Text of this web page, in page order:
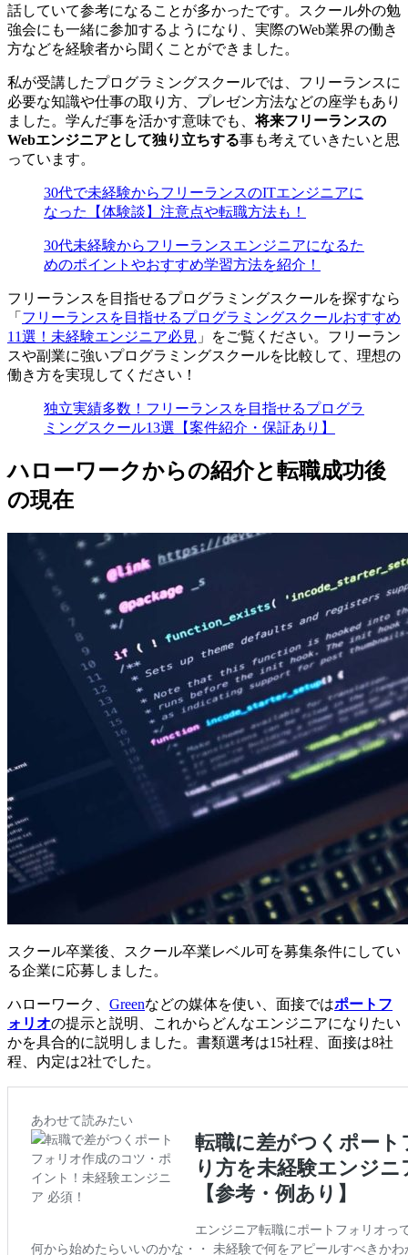
話していて参考になることが多かったです。スクール外の勉
強会にも一緒に参加するようになり、実際のWeb業界の働き
方などを経験者から聞くことができました。
私が受講したプログラミングスクールでは、フリーランスに
必要な知識や仕事の取り方、プレゼン方法などの座学もあり
ました。学んだ事を活かす意味でも、将来フリーランスの
Webエンジニアとして独り立ちする事も考えていきたいと思
っています。
30代で未経験からフリーランスのITエンジニアに
なった【体験談】注意点や転職方法も！
30代未経験からフリーランスエンジニアになるた
めのポイントやおすすめ学習方法を紹介！
フリーランスを目指せるプログラミングスクールを探すなら
「 フリーランスを目指せるプログラミングスクールおすすめ
11選！未経験エンジニア必見 」をご覧ください。フリーラン
スや副業に強いプログラミングスクールを比較して、理想の
働き方を実現してください！
独立実績多数！フリーランスを目指せるプログラ
ミングスクール13選【案件紹介・保証あり】
ハローワークからの紹介と転職成功後
の現在
スクール卒業後、 スクール卒業レベル可を募集条件にしてい
る企業に応募しました。
ハローワーク、 Greenなどの媒体を使い、面接ではポートフ
ォリオの提示と説明、これからどんなエンジニアになりたい
かを具合的に説明しました。書類選考は15社程、面接は8社
程、内定は2社でした。